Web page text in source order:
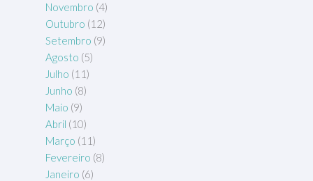
Novembro (4)
Outubro (12)
Setembro (9)
Agosto (5)
Julho (11)
Junho (8)
Maio (9)
Abril (10)
Março (11)
Fevereiro (8)
Janeiro (6)